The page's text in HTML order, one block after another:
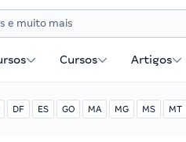
Cursos Artigos
DF ES GO MA MG MS MT